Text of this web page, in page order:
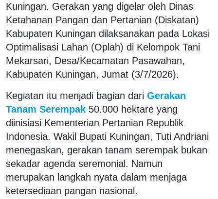
Kuningan. Gerakan yang digelar oleh Dinas
Ketahanan Pangan dan Pertanian (Diskatan)
Kabupaten Kuningan dilaksanakan pada Lokasi
Optimalisasi Lahan (Oplah) di Kelompok Tani
Mekarsari, Desa/Kecamatan Pasawahan,
Kabupaten Kuningan, Jumat (3/7/2026).
Kegiatan itu menjadi bagian dari Gerakan
Tanam Serempak 50.000 hektare yang
diinisiasi Kementerian Pertanian Republik
Indonesia. Wakil Bupati Kuningan, Tuti Andriani
menegaskan, gerakan tanam serempak bukan
sekadar agenda seremonial. Namun
merupakan langkah nyata dalam menjaga
ketersediaan pangan nasional.